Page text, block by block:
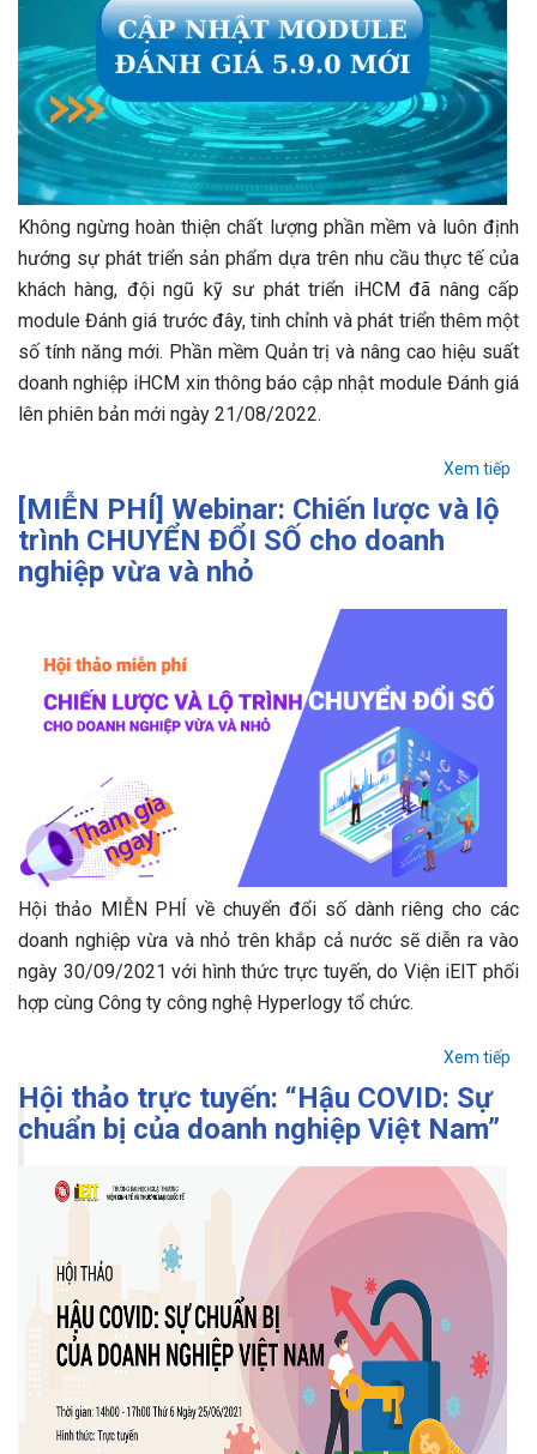
Không ngừng hoàn thiện chất lượng phần mềm và luôn định
hướng sự phát triển sản phẩm dựa trên nhu cầu thực tế của
khách hàng, đội ngũ kỹ sư phát triển iHCM đã nâng cấp
module Đánh giá trước đây, tinh chỉnh và phát triển thêm một
số tính năng mới. Phần mềm Quản trị và nâng cao hiệu suất
doanh nghiệp iHCM xin thông báo cập nhật module Đánh giá
lên phiên bản mới ngày 21/08/2022.
Xem tiếp
[MIỄN PHÍ] Webinar: Chiến lược và lộ
trình CHUYỂN ĐỔI SỐ cho doanh
nghiệp vừa và nhỏ
Hội thảo MIỄN PHÍ về chuyển đổi số dành riêng cho các
doanh nghiệp vừa và nhỏ trên khắp cả nước sẽ diễn ra vào
ngày 30/09/2021 với hình thức trực tuyến, do Viện iEIT phối
hợp cùng Công ty công nghệ Hyperlogy tổ chức.
Xem tiếp
Hội thảo trực tuyến: “Hậu COVID: Sự
chuẩn bị của doanh nghiệp Việt Nam”